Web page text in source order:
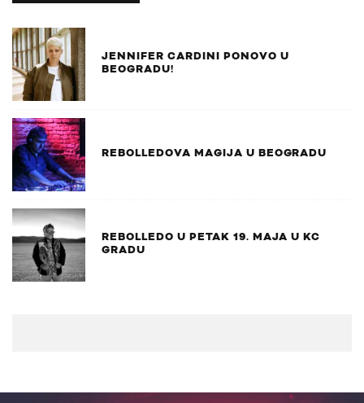
JENNIFER CARDINI PONOVO U
BEOGRADU!
REBOLLEDOVA MAGIJA U BEOGRADU
REBOLLEDO U PETAK 19. MAJA U KC
GRADU